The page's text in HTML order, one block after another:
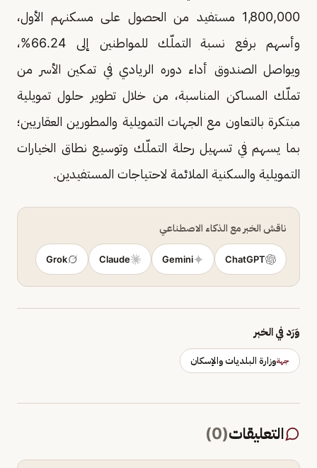
1,800,000 مستفيد من الحصول على مسكنهم الأول،
وأسهم برفع نسبة التملّك للمواطنين إلى 66.24%،
ويواصل الصندوق أداء دوره الريادي في تمكين الأسر من
تملّك المساكن المناسبة، من خلال تطوير حلول تمويلية
مبتكرة بالتعاون مع الجهات التمويلية والمطورين العقاريين؛
بما يسهم في تسهيل رحلة التملّك وتوسيع نطاق الخيارات
التمويلية والسكنية الملائمة لاحتياجات المستفيدين.
ناقش الخبر مع الذكاء الاصطناعي
ChatGPT
Gemini
Claude
Grok
وَرَد في الخبر
جهةوزارة البلديات والإسكان
التعليقات(
0
)